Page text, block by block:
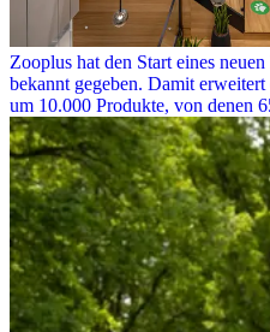
Zooplus hat den Start eines
bekannt gegeben. Damit
um 10.000 Produkte, von denen